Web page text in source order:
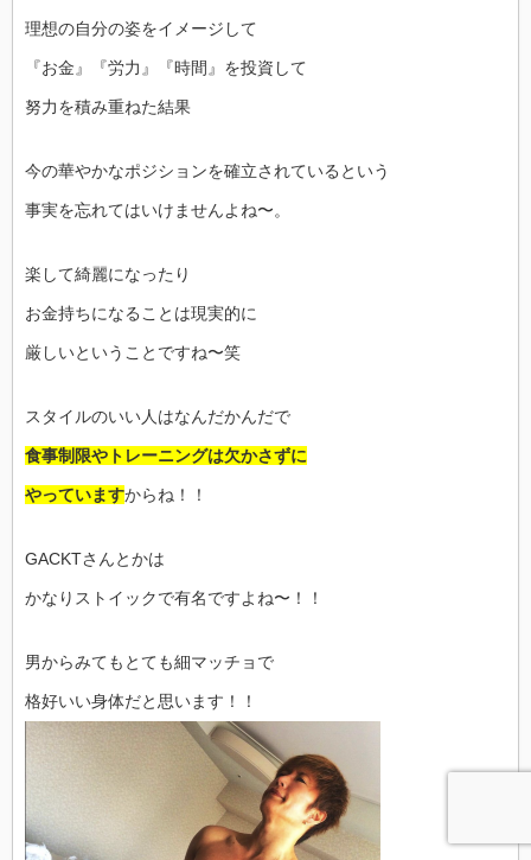
理想の自分の姿をイメージして
『お金』『労力』『時間』を投資して
努力を積み重ねた結果
今の華やかなポジションを確立されているという
事実を忘れてはいけませんよね〜。
楽して綺麗になったり
お金持ちになることは現実的に
厳しいということですね〜笑
スタイルのいい人はなんだかんだで
食事制限やトレーニングは欠かさずに
やっていますからね！！
GACKTさんとかは
かなりストイックで有名ですよね〜！！
男からみてもとても細マッチョで
格好いい身体だと思います！！